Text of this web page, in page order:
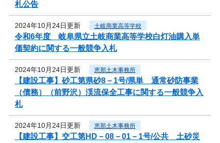
札公告
2024年10月24日更新 土岐商業高等学校
令和6年度 岐阜県立土岐商業高等学校白灯油購入単
価契約に関する一般競争入札
2024年10月24日更新 恵那土木事務所
【建設工事】砂工第県砂8－1号/県単 通常砂防事業
（債務）（前野沢）渓流保全工事に関する一般競争入
札
2024年10月24日更新 恵那土木事務所
【建設工事】交工第HD－08－01－1号/公共 土砂災